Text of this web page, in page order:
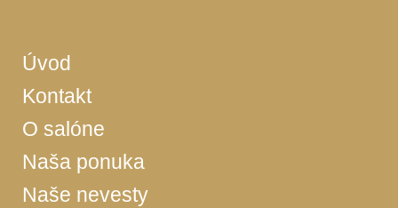
Úvod
Kontakt
O salóne
Naša ponuka
Naše nevesty